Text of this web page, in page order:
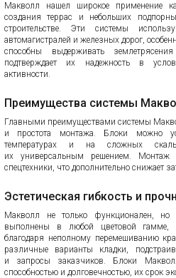
Макволл нашел широкое применение
создания террас и небольших
строительстве. Эти системы
автомагистралей и железных дорог,
способны выдерживать
подтверждает их надежность в
активности.
Преимущества системы
Главными преимуществами системы
и простота монтажа. Блоки можно
температурах и на сложных
их универсальным решением. Монтаж
спецтехники, что дополнительно снижает
Эстетическая гибкость и
Макволл не только функционален,
выполнены в любой цветовой гамме,
благодаря неполному перемешиванию
различные варианты кладки,
и запросы заказчиков. Блоки
способностью и долговечностью, их срок